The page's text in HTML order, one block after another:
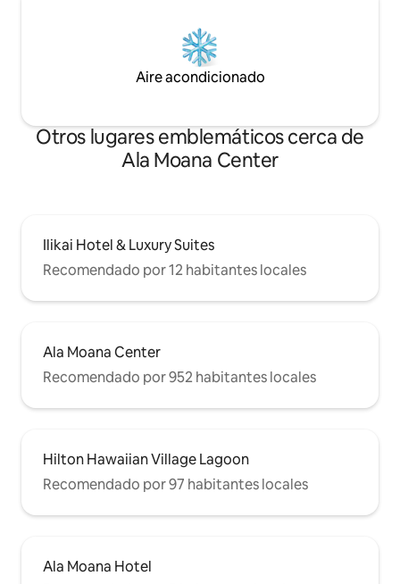
Aire acondicionado
Otros lugares emblemáticos cerca de
Ala Moana Center
Ilikai Hotel & Luxury Suites
Recomendado por 12 habitantes locales
Ala Moana Center
Recomendado por 952 habitantes locales
Hilton Hawaiian Village Lagoon
Recomendado por 97 habitantes locales
Ala Moana Hotel